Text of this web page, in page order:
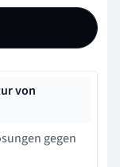
von
gegen